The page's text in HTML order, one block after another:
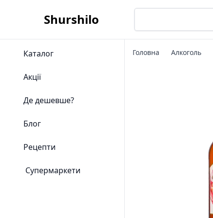
Shurshilo
Каталог
Акції
Де дешевше?
Блог
Рецепти
Супермаркети
Головна Алкоголь